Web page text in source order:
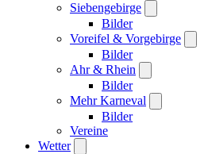
Siebengebirge
Bilder
Voreifel & Vorgebirge
Bilder
Ahr & Rhein
Bilder
Mehr Karneval
Bilder
Vereine
Wetter